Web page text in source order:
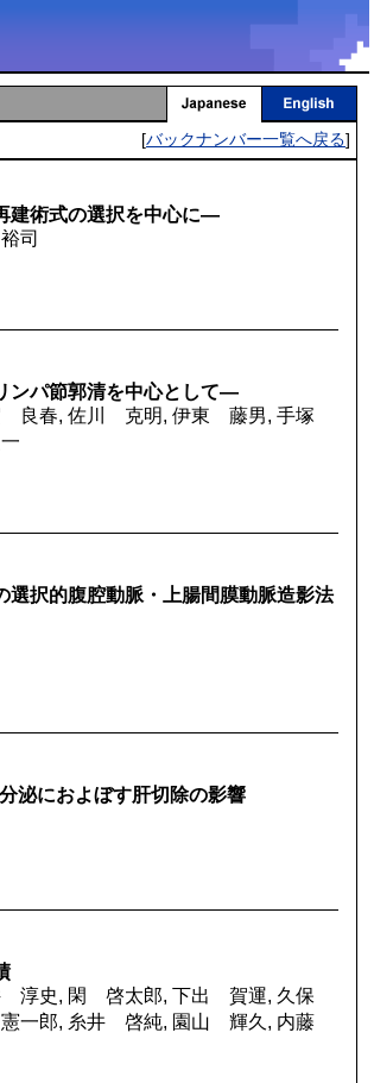
[バックナンバー一覧へ戻る]
建術式の選択を中心に―
司
ンパ節郭清を中心として―
良春, 佐川 克明, 伊東 藤男, 手塚
選択的腹腔動脈・上腸間膜動脈造影法
泌におよぼす肝切除の影響
淳史, 閑 啓太郎, 下出 賀運, 久保
一郎, 糸井 啓純, 園山 輝久, 内藤